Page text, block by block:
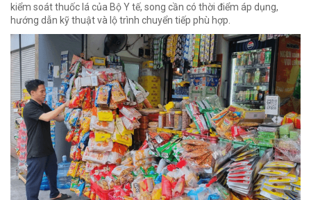
kiểm soát thuốc lá của Bộ Y tế, song cần có thời điểm áp dụng,
hướng dẫn kỹ thuật và lộ trình chuyển tiếp phù hợp.